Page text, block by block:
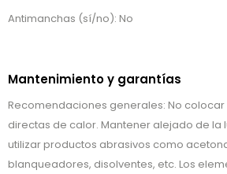
Antimanchas (sí/no): No
Mantenimiento y garantías
Recomendaciones generales: No
directas de calor. Mantener alejado de la
utilizar productos abrasivos como
blanqueadores, disolventes, etc. Los